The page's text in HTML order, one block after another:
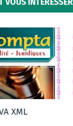
VOUS INTÉRESSER
XML